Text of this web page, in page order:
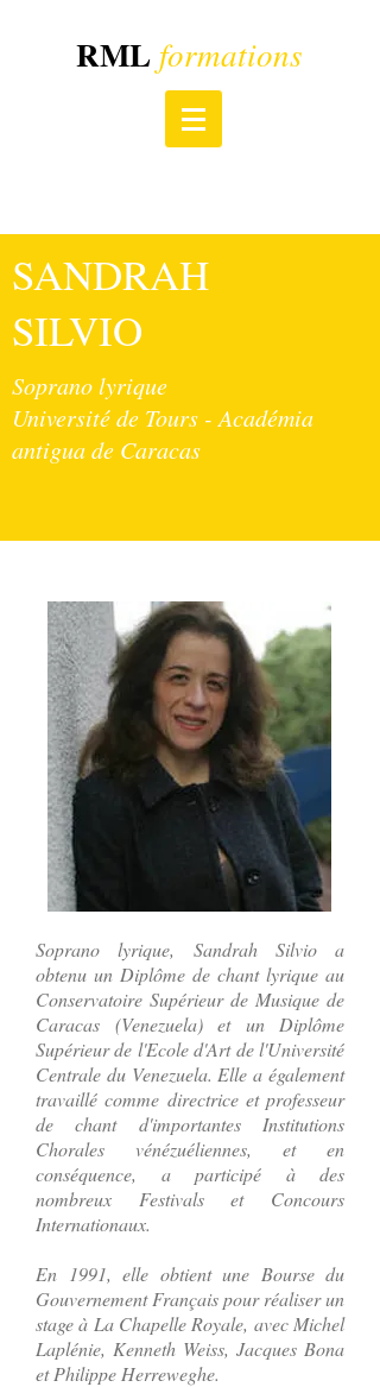
RML formations
SANDRAH
SILVIO
Soprano lyrique
Université de Tours - Académia
antigua de Caracas
Soprano lyrique, Sandrah Silvio a
obtenu un Diplôme de chant lyrique au
Conservatoire Supérieur de Musique de
Caracas (Venezuela) et un Diplôme
Supérieur de l'Ecole d'Art de l'Université
Centrale du Venezuela. Elle a également
travaillé comme directrice et professeur
de chant d'importantes Institutions
Chorales vénézuéliennes, et en
conséquence, a participé à des
nombreux Festivals et Concours
Internationaux.
En 1991, elle obtient une Bourse du
Gouvernement Français pour réaliser un
stage à La Chapelle Royale, avec Michel
Laplénie, Kenneth Weiss, Jacques Bona
et Philippe Herreweghe.